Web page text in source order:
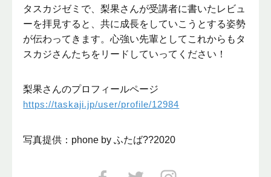
タスカジゼミで、梨果さんが受講者に書いたレビュ
ーを拝見すると、共に成長をしていこうとする姿勢
が伝わってきます。心強い先輩としてこれからもタ
スカジさんたちをリードしていってください！
梨果さんのプロフィールページ
https://taskaji.jp/user/profile/12984
写真提供：phone by ふたば??2020